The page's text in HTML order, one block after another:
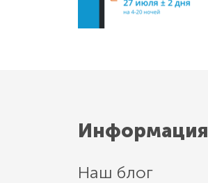
Информация
Наш блог